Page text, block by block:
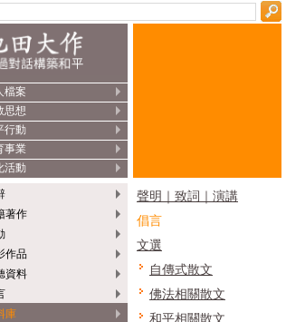
檔案
思想
行動
事業
活動
著作
作品
資料
庫
聲明｜致詞｜演講
倡言
文選
自傳式散文
佛法相關散文
和平相關散文